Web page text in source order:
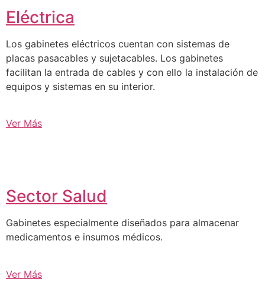
Eléctrica
Los gabinetes eléctricos cuentan con sistemas de
placas pasacables y sujetacables. Los gabinetes
facilitan la entrada de cables y con ello la instalación de
equipos y sistemas en su interior.
Ver Más
Sector Salud
Gabinetes especialmente diseñados para almacenar
medicamentos e insumos médicos.
Ver Más